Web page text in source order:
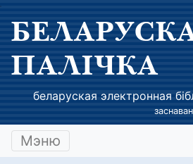
ПАЛІЧКА
беларуская электронная
Мэню